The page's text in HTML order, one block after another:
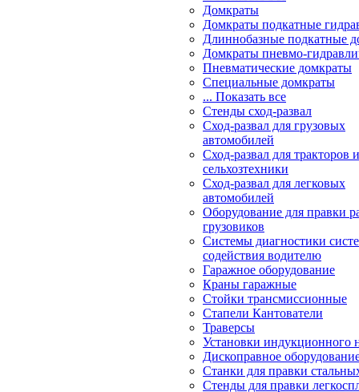
Домкраты
Домкраты подкатные
Длиннобазные подкатные
Домкраты пневмо-
Пневматические домкраты
Специальные домкраты
... Показать все
Стенды сход-развал
Сход-развал для грузовых
автомобилей
Сход-развал для тракторов и
сельхозтехники
Сход-развал для легковых
автомобилей
Оборудование для правки
грузовиков
Системы диагностики
содействия водителю
Гаражное оборудование
Краны гаражные
Стойки трансмиссионные
Стапели Кантователи
Траверсы
Установки индукционного
Дископравное
Станки для правки
Стенды для правки